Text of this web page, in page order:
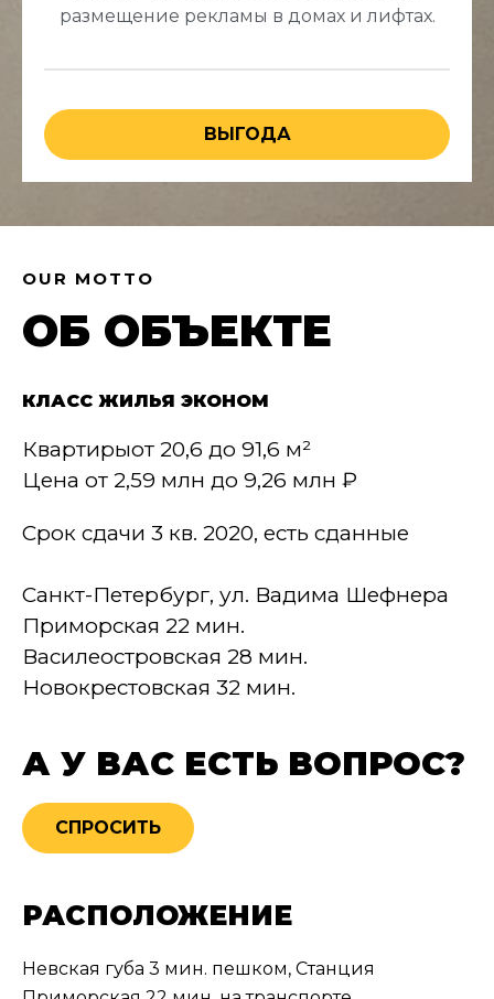
размещение рекламы в домах и лифтах.
ВЫГОДА
OUR MOTTO
ОБ ОБЪЕКТЕ
КЛАСС ЖИЛЬЯ ЭКОНОМ
Квартирыот 20,6 до 91,6 м²
Цена от 2,59 млн до 9,26 млн ₽
Срок сдачи 3 кв. 2020, есть сданные
Санкт-Петербург, ул. Вадима Шефнера
Приморская 22 мин.
Василеостровская 28 мин.
Новокрестовская 32 мин.
А У ВАС ЕСТЬ ВОПРОС?
СПРОСИТЬ
РАСПОЛОЖЕНИЕ
Невская губа 3 мин. пешком, Станция